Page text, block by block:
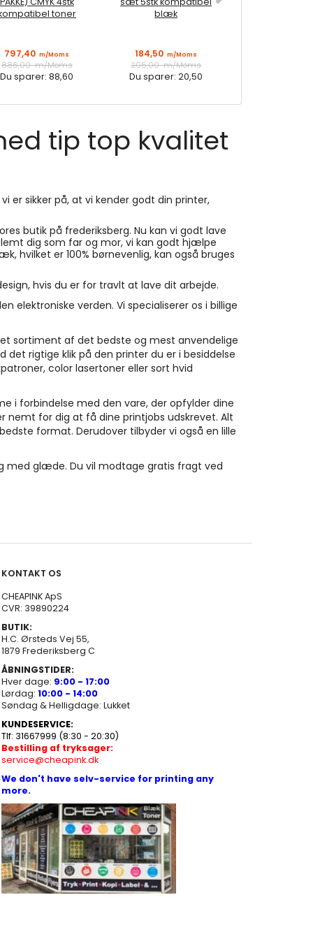
toner
797,40 m/Moms
886,00m/Moms
Du sparer:88,60
blæk
184,50 m/Moms
205,00m/Moms
Du sparer:20,50
tip top kvalitet
er sikker på, at vi kender godt din printer,
butik på frederiksberg. Nu kan vi godt lave
dig som far og mor, vi kan godt hjælpe
hvilket er 100% børnevenlig, kan også bruges
hvis du er for travlt at lave dit arbejde.
elektroniske verden. Vi specialiserer os i billige
sortiment af det bedste og mest anvendelige
rigtige klik på den printer du er i besiddelse
color lasertoner eller sort hvid
i forbindelse med den vare, der opfylder dine
nemt for dig at få dine printjobs udskrevet. Alt
format. Derudover tilbyder vi også en lille
med glæde. Du vil modtage gratis fragt ved
KONTAKT OS
CHEAPINK ApS
CVR: 39890224
BUTIK:
H.C. Ørsteds Vej 55,
1879 Frederiksberg C
ÅBNINGSTIDER:
Hver dage: 9:00 - 17:00
Lørdag: 10:00 - 14:00
Søndag & Helligdage: Lukket
KUNDESERVICE:
Tlf: 31667999 (8:30 - 20:30)
Bestilling af tryksager:
service@cheapink.dk
We don't have selv-service for printing any
more.